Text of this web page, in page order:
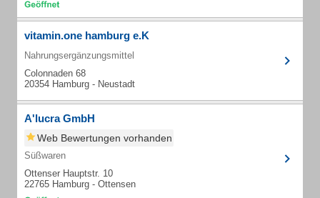
vitamin.one hamburg e.K
Nahrungsergänzungsmittel
Colonnaden 68
20354 Hamburg - Neustadt
A'lucra GmbH
Web Bewertungen vorhanden
Süßwaren
Ottenser Hauptstr. 10
22765 Hamburg - Ottensen